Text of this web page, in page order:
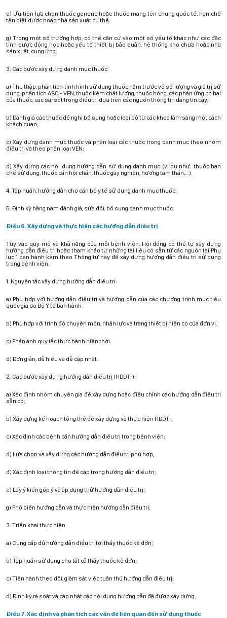
e) Ưu tiên lựa chọn thuốc generic hoặc thuốc mang tên chung quốc tế, hạn chế
tên biệt dược hoặc nhà sản xuất cụ thể.
g) Trong một số trường hợp, có thể căn cứ vào một số yếu tố khác như các đặc
tính dược động học hoặc yếu tố thiết bị bảo quản, hệ thống kho chứa hoặc nhà
sản xuất, cung ứng;
3. Các bước xây dựng danh mục thuốc:
a) Thu thập, phân tích tình hình sử dụng thuốc năm trước về số lượng và giá trị sử
dụng, phân tích ABC - VEN, thuốc kém chất lượng, thuốc hỏng, các phản ứng có hại
của thuốc, các sai sót trong điều trị dựa trên các nguồn thông tin đáng tin cậy;
b) Đánh giá các thuốc đề nghị bổ sung hoặc loại bỏ từ các khoa lâm sàng một cách
khách quan;
c) Xây dựng danh mục thuốc và phân loại các thuốc trong danh mục theo nhóm
điều trị và theo phân loại VEN;
d) Xây dựng các nội dung hướng dẫn sử dụng danh mục (ví dụ như: thuốc hạn
chế sử dụng, thuốc cần hội chẩn, thuốc gây nghiện, hướng tâm thần,…).
4. Tập huấn, hướng dẫn cho cán bộ y tế sử dụng danh mục thuốc.
5. Định kỳ hằng năm đánh giá, sửa đổi, bổ sung danh mục thuốc.
Điều 6. Xây dựng và thực hiện các hướng dẫn điều trị
Tùy vào quy mô và khả năng của mỗi bệnh viện, Hội đồng có thể tự xây dựng
hướng dẫn điều trị hoặc tham khảo từ những tài liệu có sẵn từ các nguồn tại Phụ
lục 1 ban hành kèm theo Thông tư này để xây dựng hướng dẫn điều trị sử dụng
trong bệnh viện.
1. Nguyên tắc xây dựng hướng dẫn điều trị:
a) Phù hợp với hướng dẫn điều trị và hướng dẫn của các chương trình mục tiêu
quốc gia do Bộ Y tế ban hành.
b) Phù hợp với trình độ chuyên môn, nhân lực và trang thiết bị hiện có của đơn vị.
c) Phản ánh quy tắc thực hành hiện thời.
d) Đơn giản, dễ hiểu và dễ cập nhật.
2. Các bước xây dựng hướng dẫn điều trị (HDĐTr):
a) Xác định nhóm chuyên gia để xây dựng hoặc điều chỉnh các hướng dẫn điều trị
sẵn có;
b) Xây dựng kế hoạch tổng thể để xây dựng và thực hiện HDĐTr;
c) Xác định các bệnh cần hướng dẫn điều trị trong bệnh viện;
d) Lựa chọn và xây dựng các hướng dẫn điều trị phù hợp;
đ) Xác định loại thông tin đề cập trong hướng dẫn điều trị;
e) Lấy ý kiến góp ý và áp dụng thử hướng dẫn điều trị;
g) Phổ biến hướng dẫn và thực hiện hướng dẫn điều trị;
3. Triển khai thực hiện
a) Cung cấp đủ hướng dẫn điều trị tới thầy thuốc kê đơn;
b) Tập huấn sử dụng cho tất cả thầy thuốc kê đơn;
c) Tiến hành theo dõi, giám sát việc tuân thủ hướng dẫn điều trị;
d) Định kỳ rà soát và cập nhật các nội dung hướng dẫn đã được xây dựng.
Điều 7. Xác định và phân tích các vấn đề liên quan đến sử dụng thuốc